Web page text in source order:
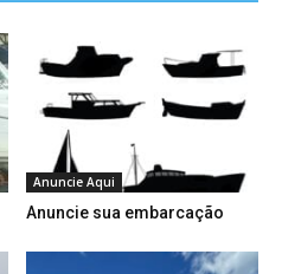
Anuncie Aqui
Anuncie sua embarcação